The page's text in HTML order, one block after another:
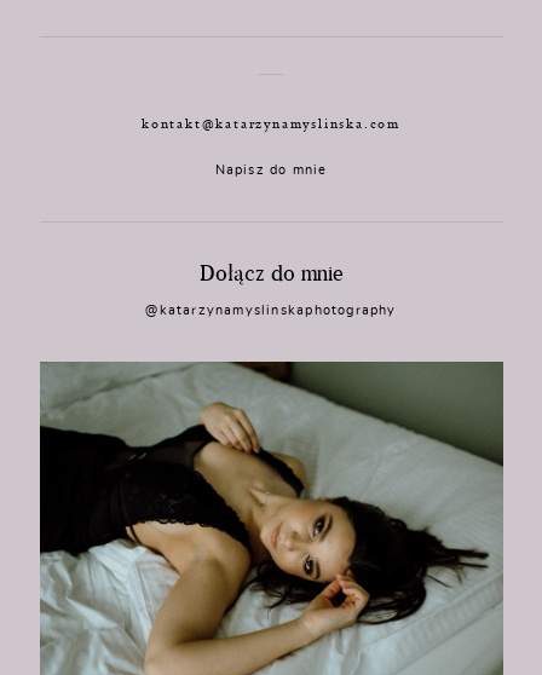
kontakt@katarzynamyslinska.com
Napisz do mnie
Dołącz do mnie
@katarzynamyslinskaphotography